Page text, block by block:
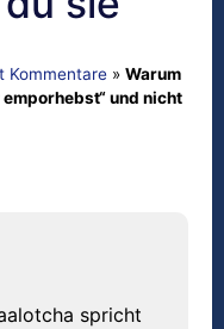
Kommentare » Warum
und nicht
spricht